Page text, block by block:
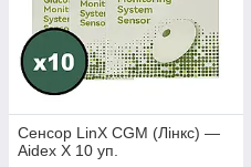
Сенсор LinX CGM (Лінкс) —
Aidex X 10 уп.